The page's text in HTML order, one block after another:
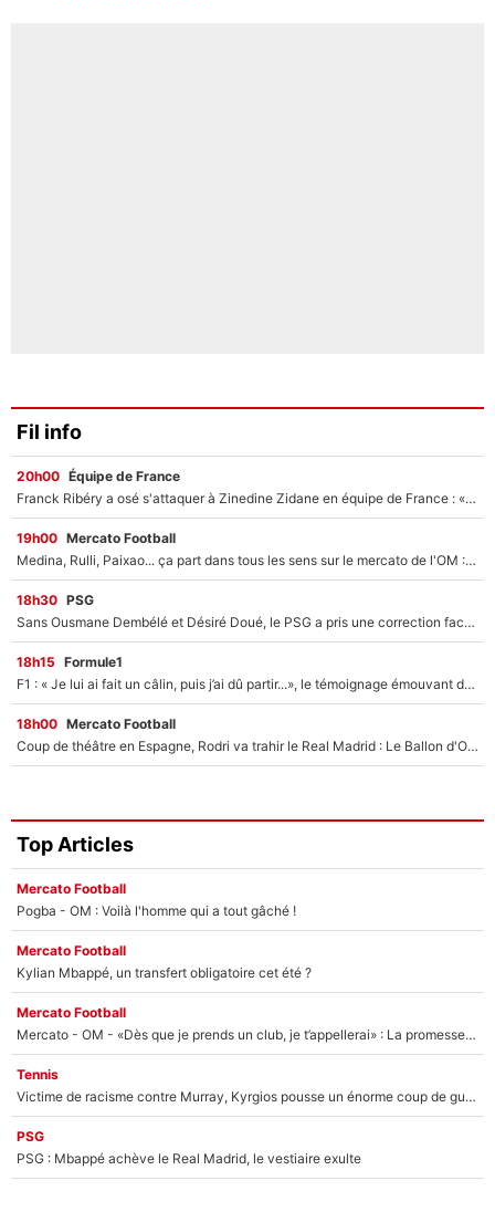
Fil info
20h00 Équipe de France
Franck Ribéry a osé s'attaquer à Zinedine Zidane en équipe de France : «Je n'aurais jamais fait ça»
19h00 Mercato Football
Medina, Rulli, Paixao... ça part dans tous les sens sur le mercato de l'OM : Frank McCourt va enfin récupérer l'argent qu'il attend ?
18h30 PSG
Sans Ousmane Dembélé et Désiré Doué, le PSG a pris une correction face à Majorque : Luis Enrique attend avec impatience des renforts !
18h15 Formule1
F1 : « Je lui ai fait un câlin, puis j’ai dû partir...», le témoignage émouvant de Max Verstappen sur sa fille
18h00 Mercato Football
Coup de théâtre en Espagne, Rodri va trahir le Real Madrid : Le Ballon d'Or a choisi de signer au FC Barcelone !
Top Articles
Mercato Football
Pogba - OM : Voilà l'homme qui a tout gâché !
Mercato Football
Kylian Mbappé, un transfert obligatoire cet été ?
Mercato Football
Mercato - OM - «Dès que je prends un club, je t’appellerai» : La promesse de Marcelino au moment de claquer la porte
Tennis
Victime de racisme contre Murray, Kyrgios pousse un énorme coup de gueule !
PSG
PSG : Mbappé achève le Real Madrid, le vestiaire exulte